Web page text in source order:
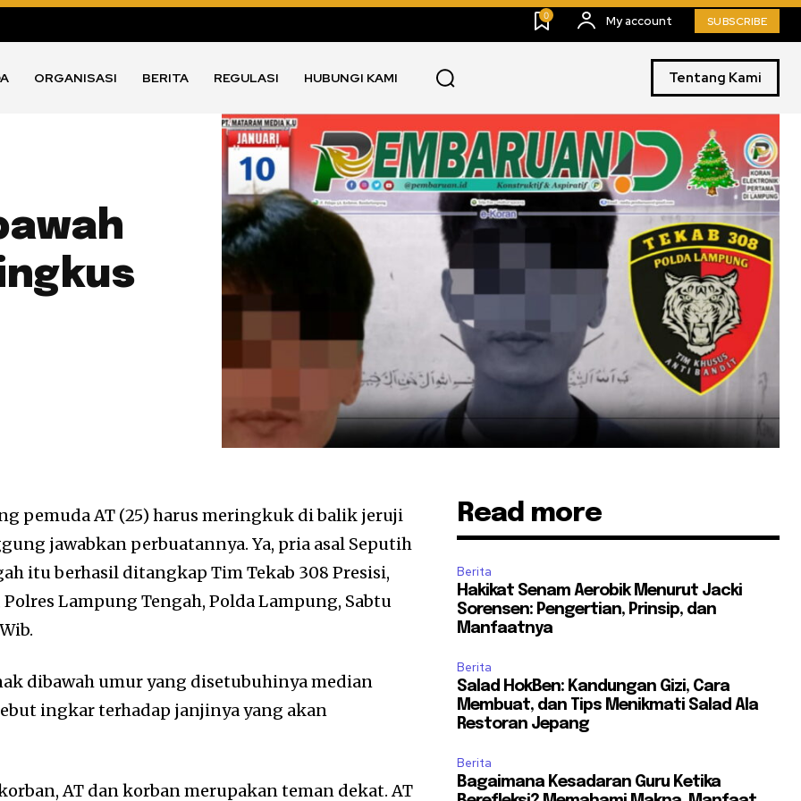
0 My account SUBSCRIBE
ORGANISASI BERITA REGULASI HUBUNGI KAMI Tentang Kami
pemuda AT (25) harus meringkuk di balik jeruji
jawabkan perbuatannya. Ya, pria asal Seputih
itu berhasil ditangkap Tim Tekab 308 Presisi,
Lampung Tengah, Polda Lampung, Sabtu
dibawah umur yang disetubuhinya median
ingkar terhadap janjinya yang akan
AT dan korban merupakan teman dekat. AT
Read more
Berita
Hakikat Senam Aerobik Menurut Jacki
Sorensen: Pengertian, Prinsip, dan
Manfaatnya
Berita
Salad HokBen: Kandungan Gizi, Cara
Membuat, dan Tips Menikmati Salad Ala
Restoran Jepang
Berita
Bagaimana Kesadaran Guru Ketika